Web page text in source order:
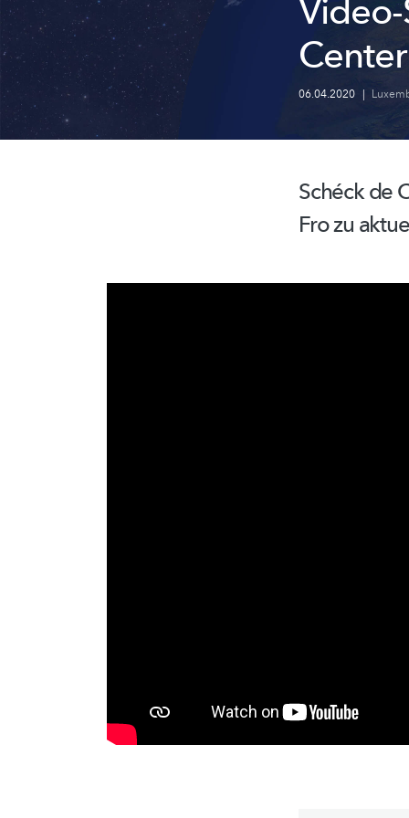
Center
06.04.2020 |
Schéck de
Fro zu